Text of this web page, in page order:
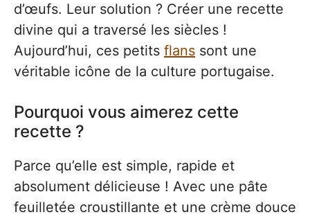
d’œufs. Leur solution ? Créer une recette
divine qui a traversé les siècles !
Aujourd’hui, ces petits flans sont une
véritable icône de la culture portugaise.
Pourquoi vous aimerez cette
recette ?
Parce qu’elle est simple, rapide et
absolument délicieuse ! Avec une pâte
feuilletée croustillante et une crème douce